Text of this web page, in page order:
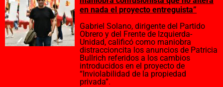
en nada el proyecto entreguista”
Gabriel Solano, dirigente del Partido
Obrero y del Frente de Izquierda-
Unidad, calificó como maniobra
distraccioncita los anuncios de Patricia
Bullrich referidos a los cambios
introducidos en el proyecto de
“Inviolabilidad de la propiedad
privada”.